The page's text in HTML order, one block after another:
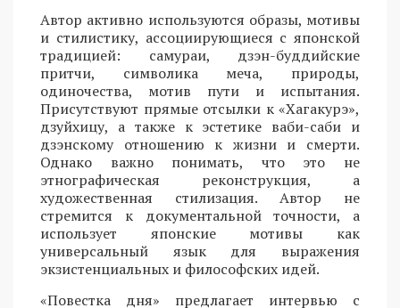
Автор активно используются образы, мотивы
и стилистику, ассоциирующиеся с японской
традицией: самураи, дзэн-буддийские
притчи, символика меча, природы,
одиночества, мотив пути и испытания.
Присутствуют прямые отсылки к «Хагакурэ»,
дзуйхицу, а также к эстетике ваби-саби и
дзэнскому отношению к жизни и смерти.
Однако важно понимать, что это не
этнографическая реконструкция, а
художественная стилизация. Автор не
стремится к документальной точности, а
использует японские мотивы как
универсальный язык для выражения
экзистенциальных и философских идей.
«Повестка дня» предлагает интервью с